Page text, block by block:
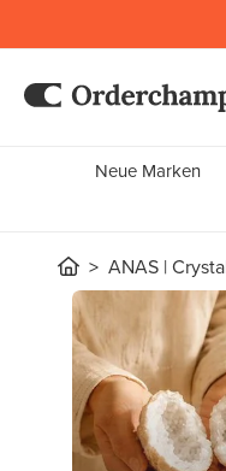
Neue Marken
ANAS |